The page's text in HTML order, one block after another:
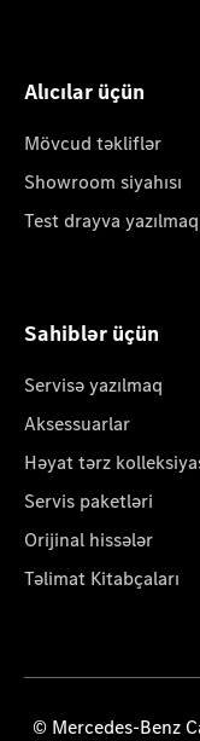
Alıcılar üçün
Mövcud təkliflər
Showroom siyahısı
Test drayva yazılmaq
Sahiblər üçün
Servisə yazılmaq
Aksessuarlar
Həyat tərz
Servis paketləri
Orijinal hissələr
Təlimat Kitabçaları
© Mercedes-Benz